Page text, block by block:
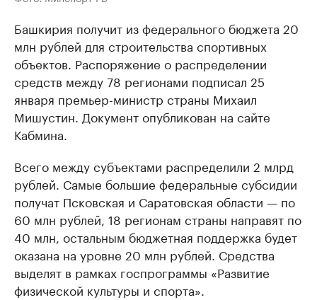
Башкирия получит из федерального бюджета 20
млн рублей для строительства спортивных
объектов. Распоряжение о распределении
средств между 78 регионами подписал 25
января премьер-министр страны Михаил
Мишустин. Документ опубликован на сайте
Кабмина.
Всего между субъектами распределили 2 млрд
рублей. Самые большие федеральные субсидии
получат Псковская и Саратовская области — по
60 млн рублей, 18 регионам страны направят по
40 млн, остальным бюджетная поддержка будет
оказана на уровне 20 млн рублей. Средства
выделят в рамках госпрограммы «Развитие
физической культуры и спорта».